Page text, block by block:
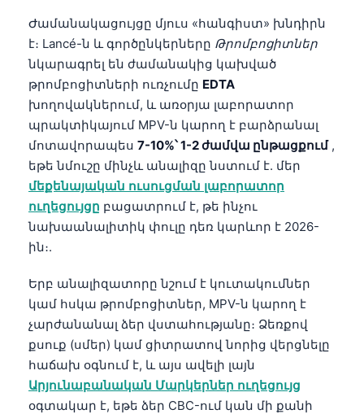
Ժամանակացույցը մյուս «հանգիստ» խնդիրն
է։ Lancé-ն և գործընկերները Թրոմբոցիտներ
նկարագրել են ժամանակից կախված
թրոմբոցիտների ուռչումը EDTA
խողովակներում, և առօրյա լաբորատոր
պրակտիկայում MPV-ն կարող է բարձրանալ
մոտավորապես 7-10%՝ 1-2 ժամվա ընթացքում,
եթե նմուշը մինչև անալիզը նստում է. մեր
մեքենայական ուսուցման լաբորատոր
ուղեցույցը բացատրում է, թե ինչու
նախաանալիտիկ փուլը դեռ կարևոր է 2026-
ին։.
Երբ անալիզատորը նշում է կուտակումներ
կամ հսկա թրոմբոցիտներ, MPV-ն կարող է
չարժանանալ ձեր վստահությանը։ Ձեռքով
քսուք (սմեր) կամ ցիտրատով նորից վերցնելը
հաճախ օգնում է, և այս ավելի լայն
Արյունաբանական Մարկերներ ուղեցույց
օգտակար է, եթե ձեր CBC-ում կան մի քանի